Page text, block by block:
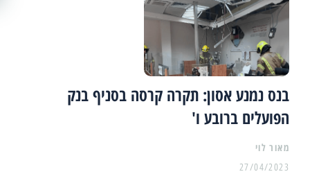
בנס נמנע אסון: תקרה קרסה בסניף בנק
הפועלים ברובע ו'
מאור לוי
27/04/2023